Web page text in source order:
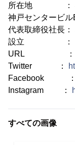
所在地 ： 神戸
神戸センタービ
代表取締役社長：
設立 ：
URL ：
Twitter ：
Facebook ：
Instagram ：
すべての画像